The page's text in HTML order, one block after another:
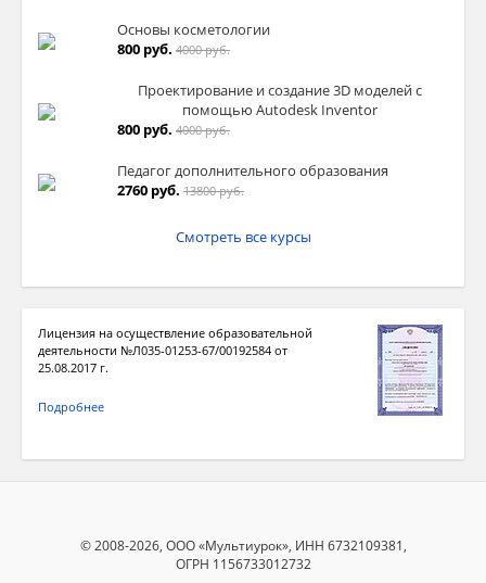
Основы косметологии
800 руб. 4000 руб.
Проектирование и создание 3D моделей с
помощью Autodesk Inventor
800 руб. 4000 руб.
Педагог дополнительного образования
2760 руб. 13800 руб.
Смотреть все курсы
Лицензия на осуществление образовательной
деятельности №Л035-01253-67/00192584 от
25.08.2017 г.
Подробнее
© 2008-2026, ООО «Мультиурок», ИНН 6732109381,
ОГРН 1156733012732